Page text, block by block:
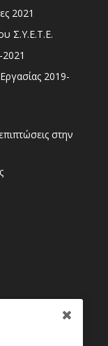
2021
Σ.Υ.Ε.Τ.Ε.
2019-
στην